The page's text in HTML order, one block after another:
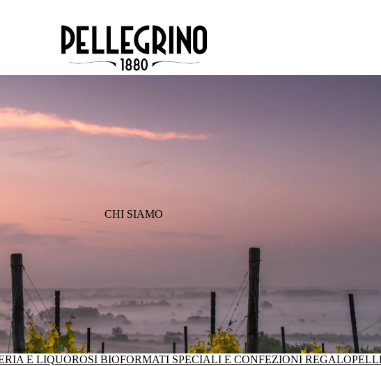
CHI SIAMO
E LIQUOROSI BIOFORMATI SPECIALI E CONFEZIONI REGALO